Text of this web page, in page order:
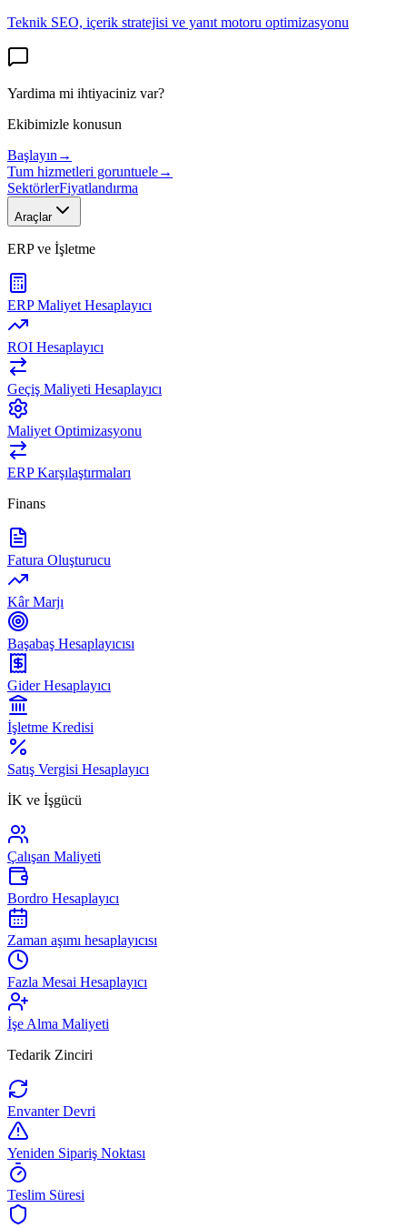
Teknik SEO, içerik stratejisi ve yanıt motoru optimizasyonu
Yardima mi ihtiyaciniz var?
Ekibimizle konusun
Başlayın →
Tum hizmetleri goruntuele→
SektörlerFiyatlandırma
Araçlar
ERP ve İşletme
ERP Maliyet Hesaplayıcı
ROI Hesaplayıcı
Geçiş Maliyeti Hesaplayıcı
Maliyet Optimizasyonu
ERP Karşılaştırmaları
Finans
Fatura Oluşturucu
Kâr Marjı
Başabaş Hesaplayıcısı
Gider Hesaplayıcı
İşletme Kredisi
Satış Vergisi Hesaplayıcı
İK ve İşgücü
Çalışan Maliyeti
Bordro Hesaplayıcı
Zaman aşımı hesaplayıcısı
Fazla Mesai Hesaplayıcı
İşe Alma Maliyeti
Tedarik Zinciri
Envanter Devri
Yeniden Sipariş Noktası
Teslim Süresi